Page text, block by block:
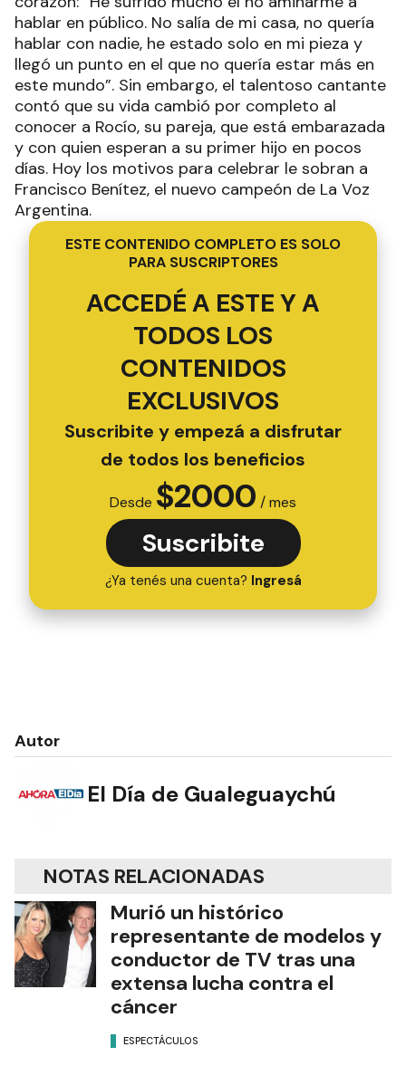
hablar en público. No salía de mi casa, no quería
hablar con nadie, he estado solo en mi pieza y
llegó un punto en el que no quería estar más en
este mundo”. Sin embargo, el talentoso cantante
contó que su vida cambió por completo al
conocer a Rocío, su pareja, que está embarazada
y con quien esperan a su primer hijo en pocos
días. Hoy los motivos para celebrar le sobran a
Francisco Benítez, el nuevo campeón de La Voz
Argentina.
ESTE CONTENIDO COMPLETO ES SOLO
PARA SUSCRIPTORES
ACCEDÉ A ESTE Y A
TODOS LOS
CONTENIDOS
EXCLUSIVOS
Suscribite y empezá a disfrutar
de todos los beneficios
Desde $2000 / mes
Suscribite
¿Ya tenés una cuenta? Ingresá
Autor
El Día de Gualeguaychú
NOTAS RELACIONADAS
Murió un histórico
representante de modelos y
conductor de TV tras una
extensa lucha contra el
cáncer
ESPECTÁCULOS